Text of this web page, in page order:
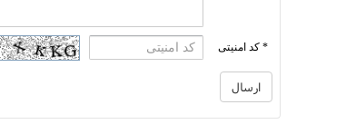
* کد امنیتی